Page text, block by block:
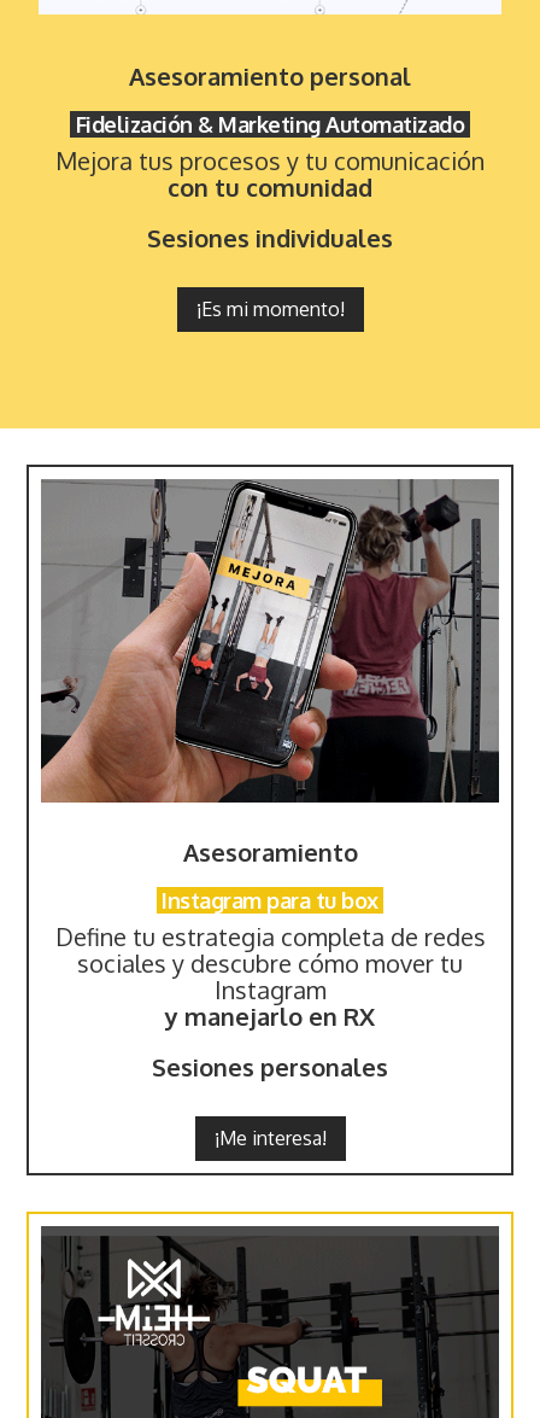
Asesoramiento personal
Fidelización & Marketing Automatizado
Mejora tus procesos y tu comunicación
con tu comunidad
Sesiones individuales
¡Es mi momento!
Asesoramiento
Instagram para tu box
Define tu estrategia completa de redes
sociales y descubre cómo mover tu
Instagram
y manejarlo en RX
Sesiones personales
¡Me interesa!